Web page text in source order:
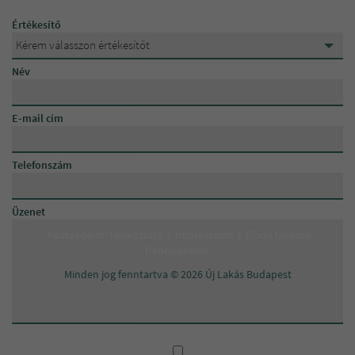
Kérem válasszon értékesítőt
Kérem válasszon értékesítőt
Értékesítő
Név
E-mail cím
Telefonszám
Üzenet
Minden jog fenntartva © 2026 Új Lakás Budapest